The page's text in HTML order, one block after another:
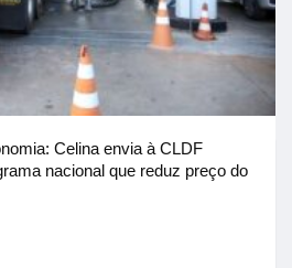
Celina envia à CLDF
nacional que reduz preço do